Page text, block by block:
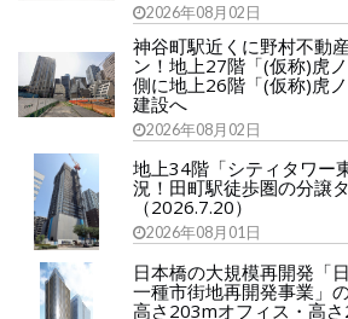
2026年08月02日
神谷町駅近くに野村不動
ン！地上27階「(仮称)虎
側に地上26階「(仮称)虎
建設へ
2026年08月02日
地上34階「シティタワー
況！田町駅徒歩圏の分譲
（2026.7.20）
2026年08月01日
日本橋の大規模再開発「
一種市街地再開発事業」
高さ203mオフィス・高